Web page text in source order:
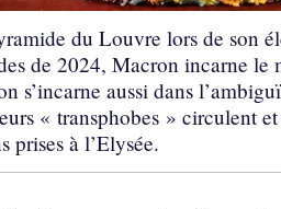
du Louvre lors de son
de 2024, Macron incarne le
s’incarne aussi dans
« transphobes » circulent
prises à l’Elysée.